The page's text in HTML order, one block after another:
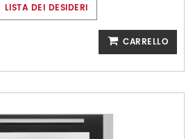
LISTA DEI DESIDERI
CARRELLO